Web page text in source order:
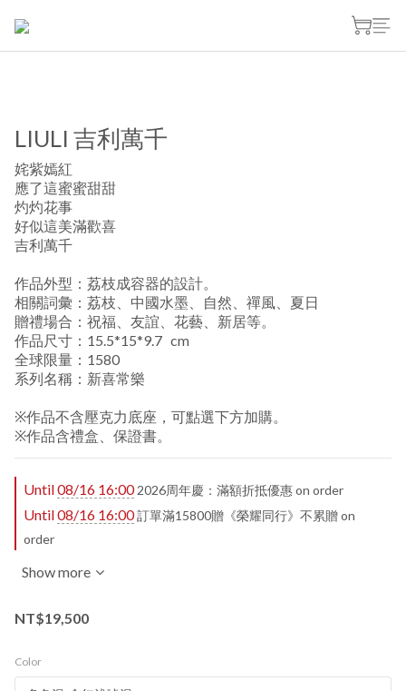
LIULI 吉利萬千
姹紫嫣紅
應了這蜜蜜甜甜
灼灼花事
好似這美滿歡喜
吉利萬千
作品外型：荔枝成容器的設計。
相關詞彙：荔枝、中國水墨、自然、禪風、夏日
贈禮場合：祝福、友誼、花藝、新居等。
作品尺寸：15.5*15*9.7   cm
全球限量：1580
系列名稱：新喜常樂
※作品不含壓克力底座，可點選下方加購。
※作品含禮盒、保證書。
Until08/16 16:002026周年慶：滿額折抵優惠 on order
Until08/16 16:00訂單滿15800贈《榮耀同行》不累贈 on
order
Show more
NT$19,500
Color